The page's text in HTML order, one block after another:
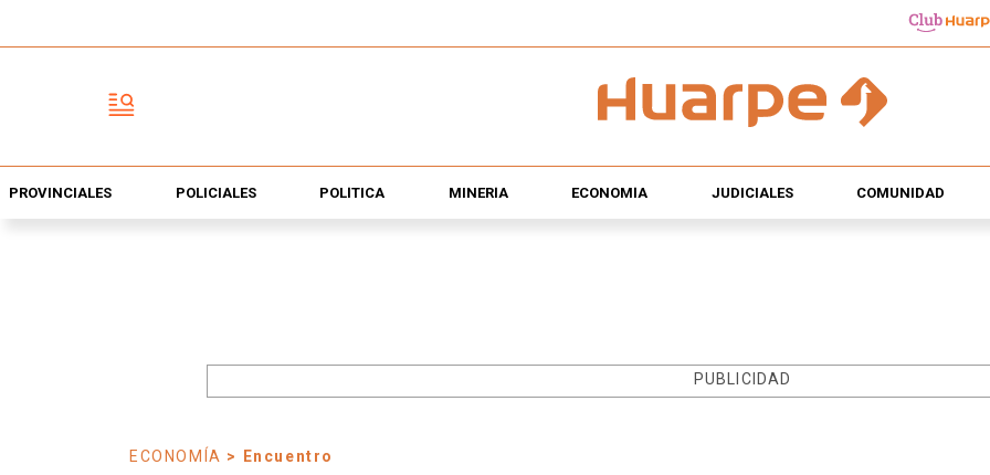
PROVINCIALES POLICIALES POLÍTICA MINERÍA ECONOMÍA JUDICIALES COMUNIDAD
PUBLICIDAD
ECONOMÍA > Encuentro